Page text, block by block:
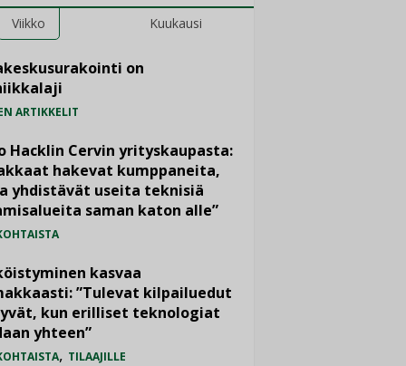
Viikko Kuukausi
on
ARTIKKELIT
Hacklin Cervin yrityskaupasta:
hakevat kumppaneita,
yhdistävät useita teknisiä
saman katon alle”
kasvaa
”Tulevat kilpailuedut
kun erilliset teknologiat
yhteen”
, TILAAJILLE